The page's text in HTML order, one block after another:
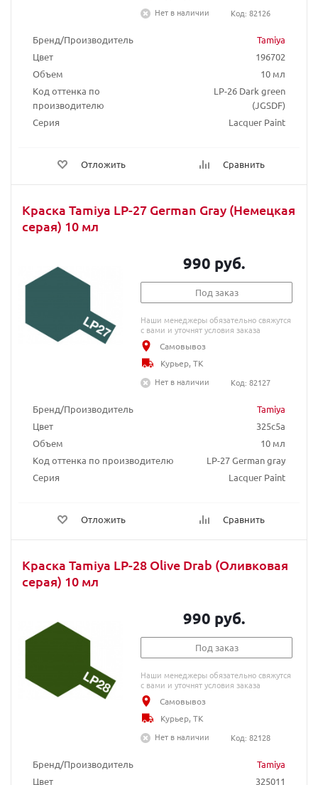
Бренд/Производитель
Tamiya
Цвет
196702
Объем
10 мл
Код оттенка по
производителю
LP-26 Dark green
(JGSDF)
Серия
Lacquer Paint
Отложить Сравнить
Нет в наличии
Код: 82126
Краска Tamiya LP-27 German Gray (Немецкая
серая) 10 мл
Бренд/Производитель
Tamiya
Цвет
325c5a
Объем
10 мл
Код оттенка по производителю
LP-27 German gray
Серия
Lacquer Paint
Отложить Сравнить
990 руб.
Под заказ
Наши менеджеры обязательно свяжутся
с вами и уточнят условия заказа
Самовывоз
Курьер, ТК
Нет в наличии
Код: 82127
Краска Tamiya LP-28 Olive Drab (Оливковая
серая) 10 мл
Бренд/Производитель
Tamiya
Цвет
325011
990 руб.
Под заказ
Наши менеджеры обязательно свяжутся
с вами и уточнят условия заказа
Самовывоз
Курьер, ТК
Нет в наличии
Код: 82128